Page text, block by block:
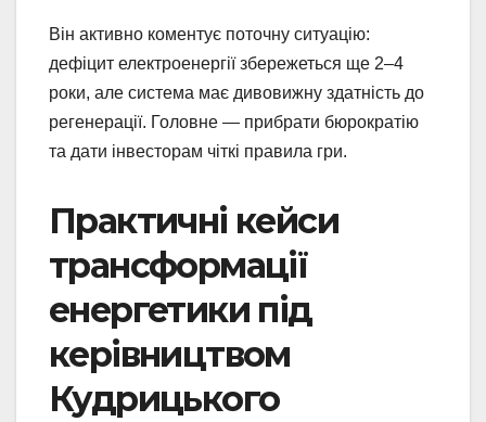
Він активно коментує поточну ситуацію:
дефіцит електроенергії збережеться ще 2–4
роки, але система має дивовижну здатність до
регенерації. Головне — прибрати бюрократію
та дати інвесторам чіткі правила гри.
Практичні кейси
трансформації
енергетики під
керівництвом
Кудрицького